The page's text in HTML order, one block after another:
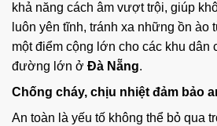
khả năng cách âm vượt trội, giúp
luôn yên tĩnh, tránh xa những ồn ào
một điểm cộng lớn cho các khu dân
đường lớn ở Đà Nẵng.
Chống cháy, chịu nhiệt đảm bảo
An toàn là yếu tố không thể bỏ qua